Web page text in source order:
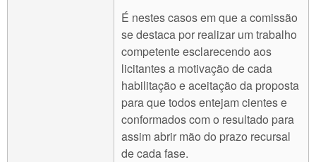
É nestes casos em que a comissão
se destaca por realizar um trabalho
competente esclarecendo aos
licitantes a motivação de cada
habilitação e aceitação da proposta
para que todos entejam cientes e
conformados com o resultado para
assim abrir mão do prazo recursal
de cada fase.